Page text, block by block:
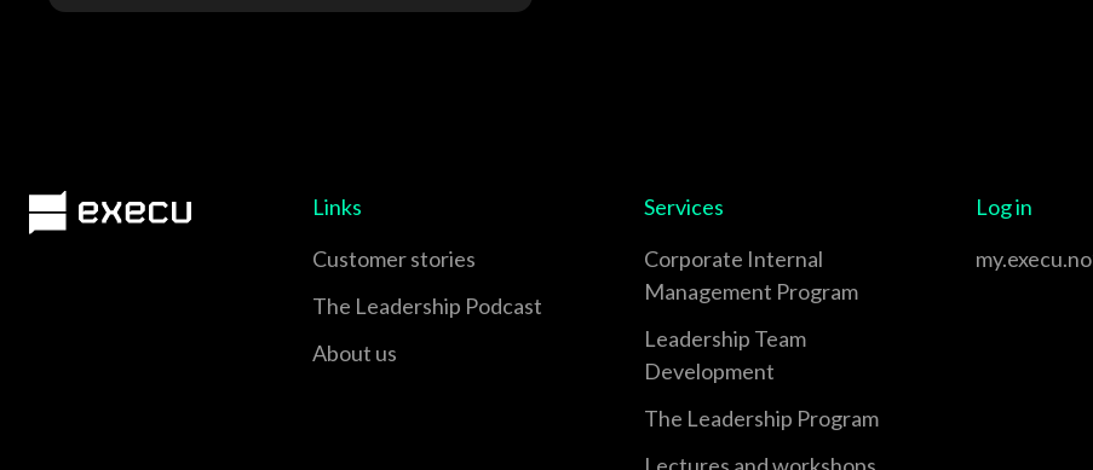
Links
Customer stories
The Leadership Podcast
About us
Services
Corporate Internal
Management Program
Leadership Team
Development
The Leadership Program
Log in
my.execu.no